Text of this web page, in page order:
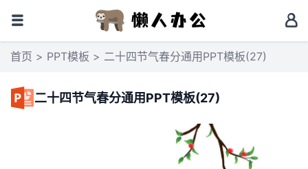
首页 > PPT模板 > 二十四节气春分通用PPT模板(27)
二十四节气春分通用PPT模板(27)